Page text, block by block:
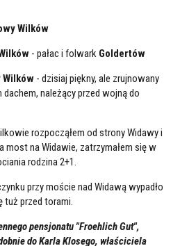
Wilków
- pałac i folwark Goldertów
Wilków - dzisiaj piękny, ale zrujnowany
należący przed wojną do
rozpocząłem od strony Widawy i
most na Widawie, zatrzymałem się w
rodzina 2+1.
przy moście nad Widawą wypadło
tuż przed torami.
pensjonatu "Froehlich Gut",
do Karla Klosego, właściciela